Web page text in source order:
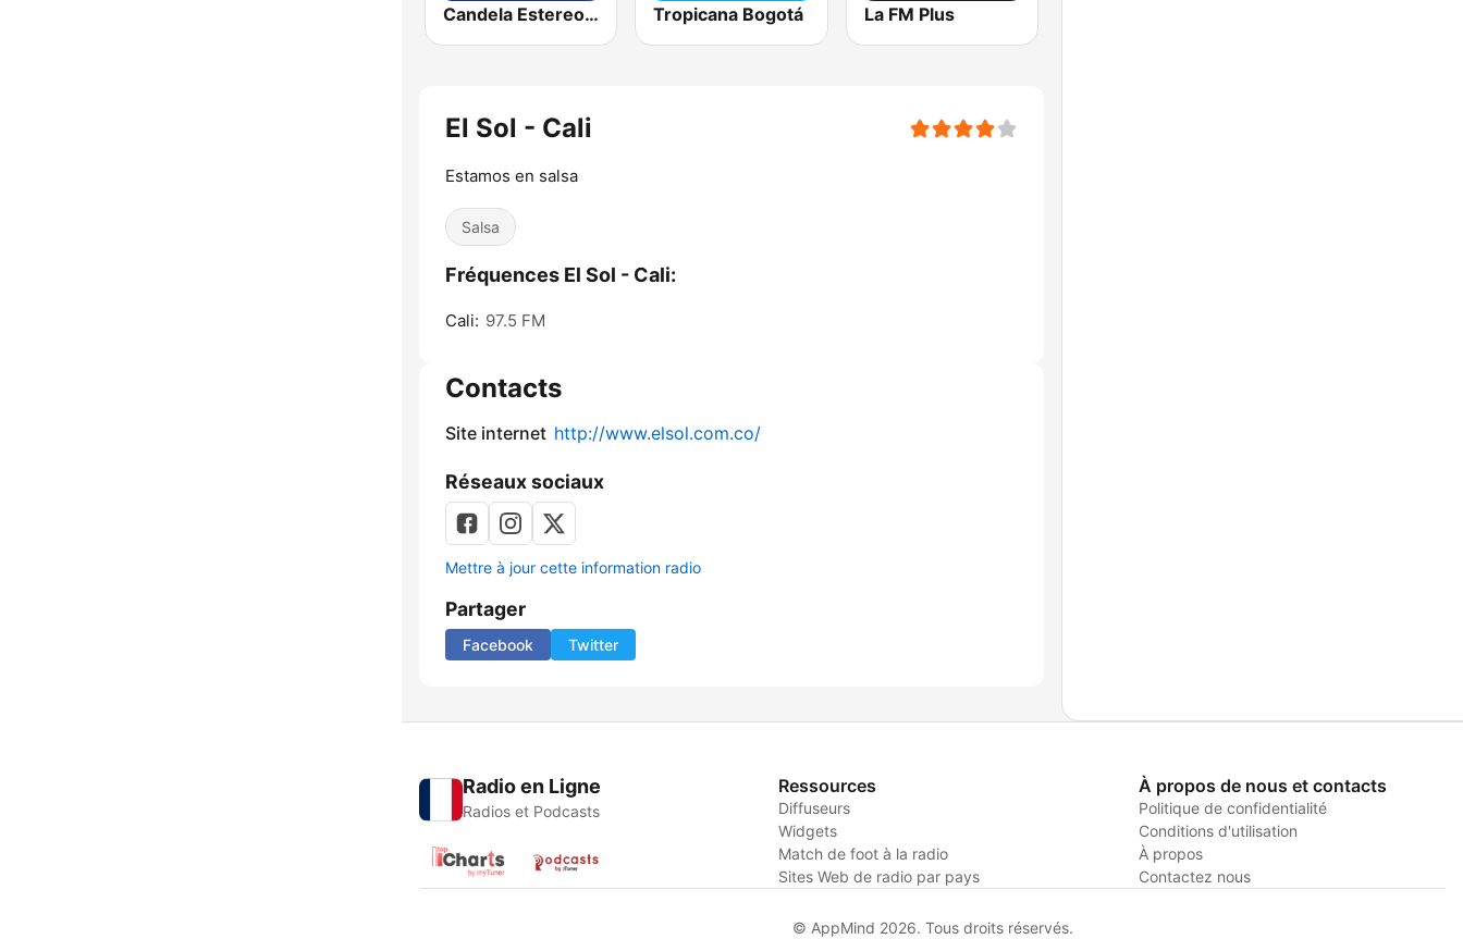
Candela Estereo 101.9 FM Tropicana Bogotá La FM Plus
El Sol - Cali
Estamos en salsa
Salsa
Fréquences El Sol - Cali:
Cali: 97.5 FM
Contacts
Site internet http://www.elsol.com.co/
Réseaux sociaux
Mettre à jour cette information radio
Partager
Facebook Twitter
Radio en Ligne
Radios et Podcasts
Ressources
Diffuseurs
Widgets
Match de foot à la radio
Sites Web de radio par pays
À propos de nous et contacts
Politique de confidentialité
Conditions d'utilisation
À propos
Contactez nous
© AppMind 2026. Tous droits réservés.